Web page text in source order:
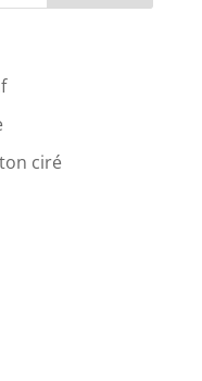
ciré